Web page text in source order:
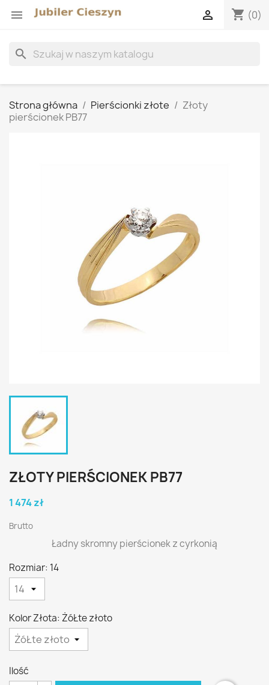
 shopping_cart (0)

search
Strona główna Pierścionki złote
Złoty
pierścionek PB77
ZŁOTY PIERŚCIONEK PB77
1 474 zł
Brutto
Ładny skromny pierścionek z cyrkonią
Rozmiar: 14
Kolor Złota: ŻóŁte złoto
Ilość